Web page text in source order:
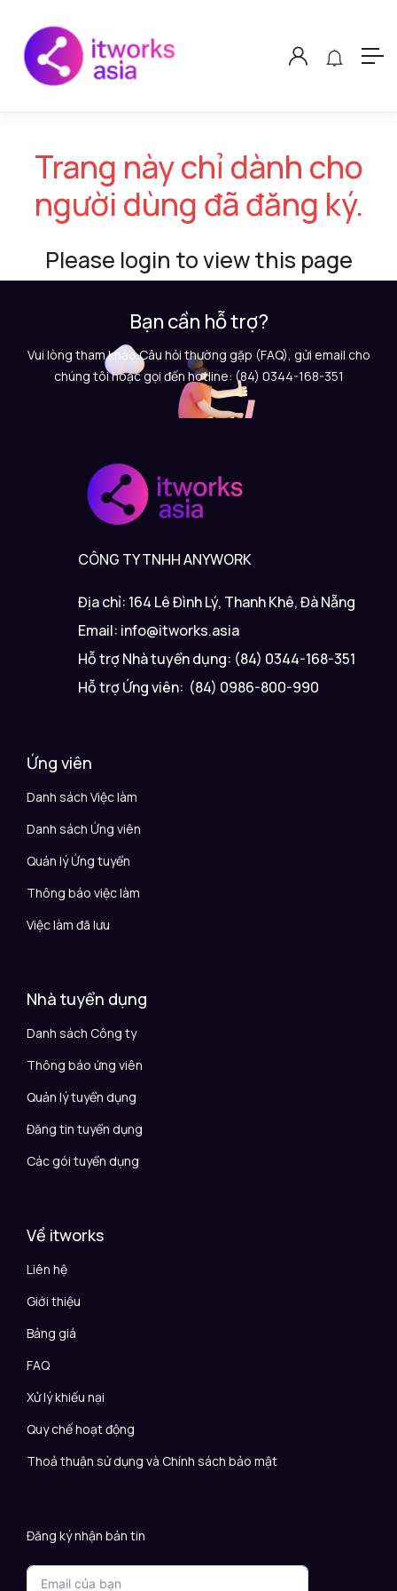
Trang này chỉ dành cho
người dùng đã đăng ký.
Please login to view this page
Bạn cần hỗ trợ?
Vui lòng tham khảo Câu hỏi thường gặp (FAQ), gửi email cho
chúng tôi hoặc gọi đến hotline: (84) 0344-168-351
CÔNG TY TNHH ANYWORK
Địa chỉ: 164 Lê Đình Lý, Thanh Khê, Đà Nẵng
Email: info@itworks.asia
Hỗ trợ Nhà tuyển dụng: (84) 0344-168-351
Hỗ trợ Ứng viên: (84) 0986-800-990
Ứng viên
Danh sách Việc làm
Danh sách Ứng viên
Quản lý Ứng tuyển
Thông báo việc làm
Việc làm đã lưu
Nhà tuyển dụng
Danh sách Công ty
Thông báo ứng viên
Quản lý tuyển dụng
Đăng tin tuyển dụng
Các gói tuyển dụng
Về itworks
Liên hệ
Giới thiệu
Bảng giá
FAQ
Xử lý khiếu nại
Quy chế hoạt động
Thoả thuận sử dụng và Chính sách bảo mật
Đăng ký nhận bản tin